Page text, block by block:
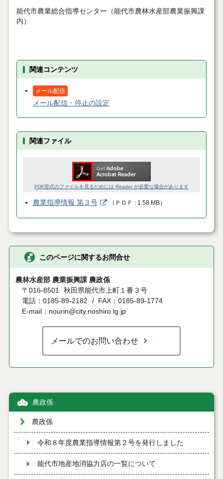
能代市農業総合指導センター（能代市農林水産部農業振興課
内）
関連コンテンツ
メール配信
メール配信・停止の設定
関連ファイル
PDF形式のファイルを見るためには Reader が必要な場合があります
農業指導情報 第３号 （ ＰＤＦ 1.58 MB）
このページに関するお問合せ
農林水産部 農業振興課 農政係
〒016-8501 秋田県能代市上町１番３号
電話：0185-89-2182
FAX：0185-89-1774
E-mail：nourin@city.noshiro.lg.jp
メールでのお問い合わせ
農政係
農政係
令和８年度農業指導情報第２号を発行しました
能代市地産地消協力店の一覧について